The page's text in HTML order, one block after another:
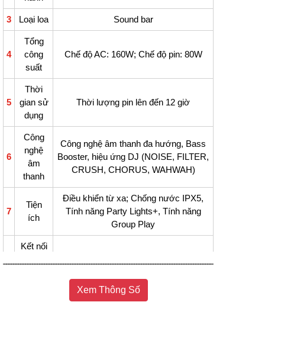
3 Loại loa Sound bar
4
Tổng
công
suất
Chế độ AC: 160W; Chế độ pin: 80W
5
Thời
gian sử
dụng
Thời lượng pin lên đến 12 giờ
6
Công
nghệ
âm
thanh
Công nghệ âm thanh đa hướng, Bass
Booster, hiệu ứng DJ (NOISE, FILTER,
CRUSH, CHORUS, WAHWAH)
7
Tiện
ích
Điều khiển từ xa; Chống nước IPX5,
Tính năng Party Lights+, Tính năng
Group Play
Kết nối
USB, Jack 3.5mm
Xem Thông Số